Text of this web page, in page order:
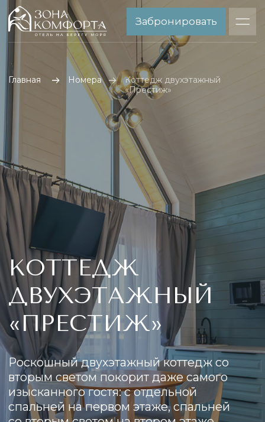
Забронировать
Роскошный двухэтажный коттедж со
вторым светом покорит даже самого
изысканного гостя: с отдельной
спальней на первом этаже, спальней
со вторым светом на втором этаже,
кухней -гостиной, душевой комнатой и
террасой
КОТТЕДЖ
ДВУХЭТАЖНЫЙ
«ПРЕСТИЖ»
Номера Коттедж двухэтажный
«Престиж»
КОТТЕДЖ